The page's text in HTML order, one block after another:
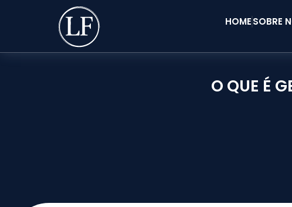
HOMESOBRE
O QUE É